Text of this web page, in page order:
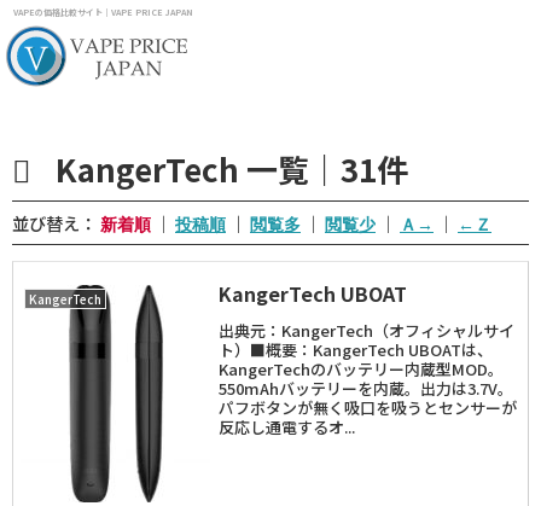
VAPEの価格比較サイト｜VAPE PRICE JAPAN
KangerTech 一覧｜31件
並び替え： ｜ ｜ ｜ ｜ ｜
KangerTech KangerTech UBOAT
出典元：KangerTech（オフィシャルサイ
ト）■概要：KangerTech UBOATは、
KangerTechのバッテリー内蔵型MOD。
550mAhバッテリーを内蔵。出力は3.7V。
パフボタンが無く吸口を吸うとセンサーが
反応し通電するオ...